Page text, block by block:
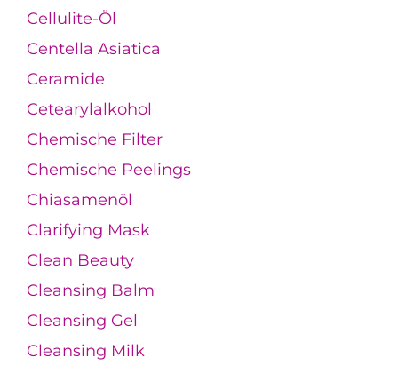
Cellulite-Öl
Centella Asiatica
Ceramide
Cetearylalkohol
Chemische Filter
Chemische Peelings
Chiasamenöl
Clarifying Mask
Clean Beauty
Cleansing Balm
Cleansing Gel
Cleansing Milk